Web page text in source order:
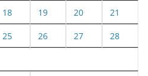
18 19 20 21
25 26 27 28